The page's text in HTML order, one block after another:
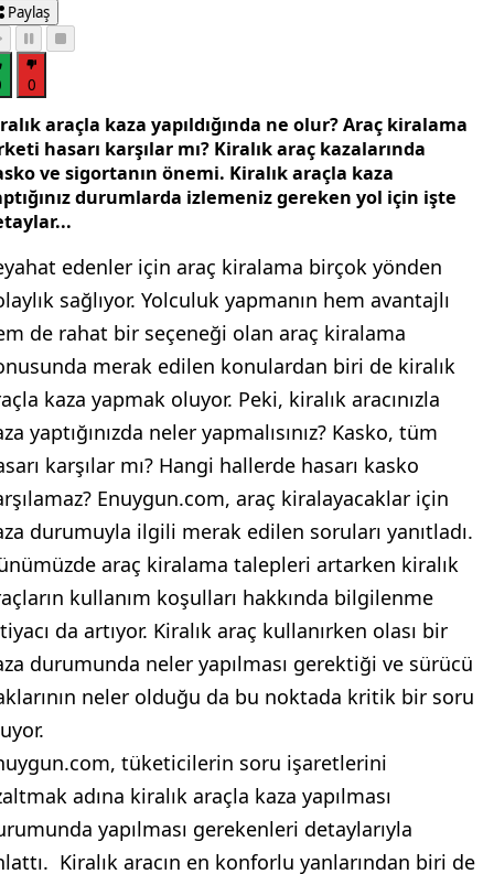
Paylaş
0
araçla kaza yapıldığında ne olur? Araç kiralama
hasarı karşılar mı? Kiralık araç kazalarında
ve sigortanın önemi. Kiralık araçla kaza
durumlarda izlemeniz gereken yol için işte
edenler için araç kiralama birçok yönden
sağlıyor. Yolculuk yapmanın hem avantajlı
de rahat bir seçeneği olan araç kiralama
merak edilen konulardan biri de kiralık
kaza yapmak oluyor. Peki, kiralık aracınızla
yaptığınızda neler yapmalısınız? Kasko, tüm
karşılar mı? Hangi hallerde hasarı kasko
Enuygun.com, araç kiralayacaklar için
durumuyla ilgili merak edilen soruları yanıtladı.
araç kiralama talepleri artarken kiralık
kullanım koşulları hakkında bilgilenme
da artıyor. Kiralık araç kullanırken olası bir
durumunda neler yapılması gerektiği ve sürücü
neler olduğu da bu noktada kritik bir soru
tüketicilerin soru işaretlerini
adına kiralık araçla kaza yapılması
yapılması gerekenleri detaylarıyla
Kiralık aracın en konforlu yanlarından biri de